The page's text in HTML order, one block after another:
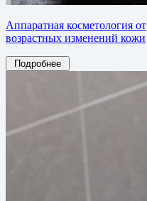
Аппаратная косметология от
возрастных изменений кожи
Подробнее